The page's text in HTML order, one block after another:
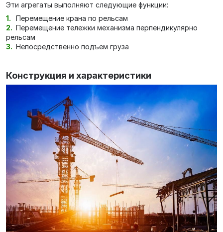
Эти агрегаты выполняют следующие функции:
Перемещение крана по рельсам
Перемещение тележки механизма перпендикулярно
рельсам
Непосредственно подъем груза
Конструкция и характеристики